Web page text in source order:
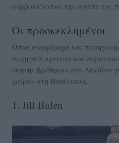
συμβολίζοντας την αγάπη της
Οι προσκεκλημένοι
Όπως αναφέραμε και
αρχηγούς κρατών και
σκηνής βρέθηκαν στο Λονδίνο
χαίρε» στη Βασίλισσα.
1. Jill Biden